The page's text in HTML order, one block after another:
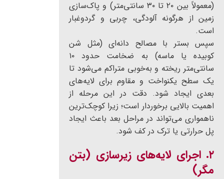
(معمولاً بین ۲۰ تا ۳۰ سانتی‌متر) و پاک‌سازی
زمین از هرگونه آلودگی، چربی و گردوغبار
است.
سپس بستر با مصالح دانه‌ای (مثل شن
کوبیده یا ماسه) به ضخامت حدود ۱۰
سانتی‌متر ریخته و به‌خوبی متراکم می‌شود تا
یک سطح یکنواخت و مقاوم برای لایه‌های
بعدی ایجاد شود. دقت در این مرحله از
اهمیت بالایی برخوردار است؛ زیرا کوچک‌ترین
ناهمواری می‌تواند در مراحل بعد باعث ایجاد
پل حرارتی یا ترک در کف شود.
۲. اجرای لایه‌های زیرسازی (بتن
مگر)